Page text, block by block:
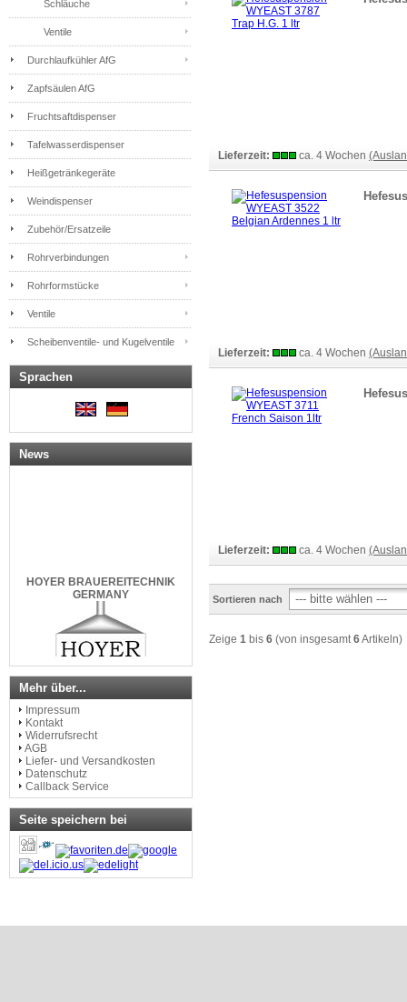
Lieferzeit: ca. 4 Wochen
Lieferzeit: ca. 4 Wochen
Lieferzeit: ca. 4 Wochen
Sortieren nach
Zeige 1 bis 6 (von insgesamt 6Artikeln)
Schläuche
Ventile
Durchlaufkühler AfG
Zapfsäulen AfG
Fruchtsaftdispenser
Tafelwasserdispenser
Heißgetränkegeräte
Weindispenser
Zubehör/Ersatzeile
Rohrverbindungen
Rohrformstücke
Ventile
Scheibenventile- und Kugelventile
Sprachen
News
HOYER BRAUEREITECHNIK
GERMANY
www.mikrobrau.de
Mehr über...
Impressum
Kontakt
Widerrufsrecht
AGB
Liefer- und Versandkosten
Datenschutz
Callback Service
Seite speichern bei